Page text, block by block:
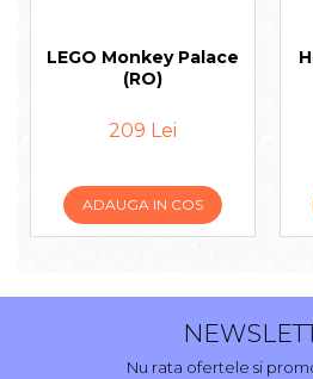
LEGO Monkey Palace
(RO)
209 Lei
ADAUGA IN COS
Nu rata ofertele si